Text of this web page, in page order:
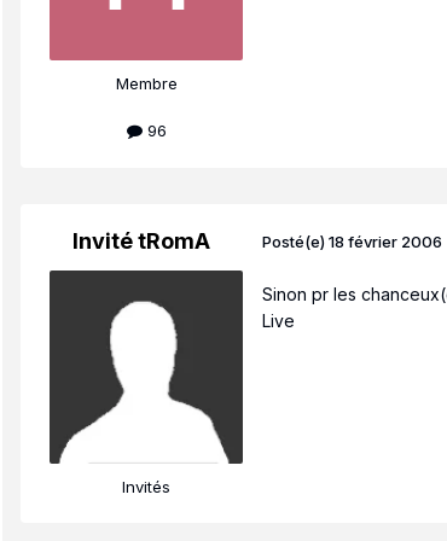
Membre
96
Invité tRomA
Invités
Posté(e)18 février 2006
Sinon pr les
Live